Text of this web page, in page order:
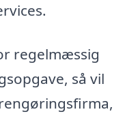
regelmæssig
så vil